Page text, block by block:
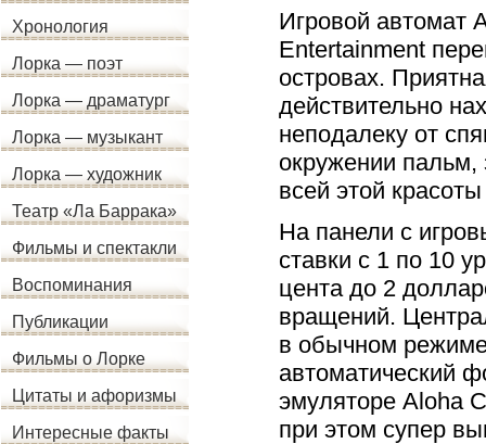
Хронология
Лорка — поэт
Лорка — драматург
Лорка — музыкант
Лорка — художник
Театр «Ла Баррака»
Фильмы и спектакли
Воспоминания
Публикации
Фильмы о Лорке
Цитаты и афоризмы
Интересные факты
Игровой автомат
Entertainment
островах.
действительно
неподалеку от
окружении
всей этой
На панели с
ставки с 1 по 10
цента до 2
вращений.
в обычном
автоматический
эмуляторе Aloha
при этом супер